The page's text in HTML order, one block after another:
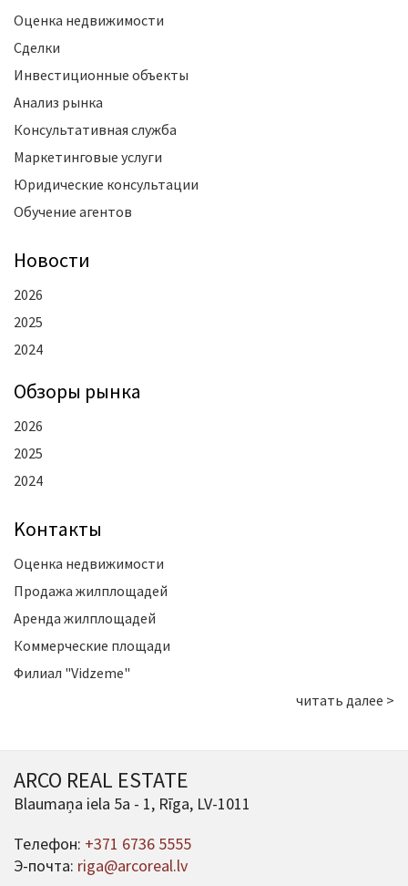
Оценка недвижимости
Сделки
Инвестиционные объекты
Анализ рынка
Консультативная служба
Маркетинговые услуги
Юридические консультации
Обучение агентов
Новости
2026
2025
2024
Oбзоры рынка
2026
2025
2024
Kонтакты
Оценка недвижимости
Продажа жилплощадей
Аренда жилплощадей
Коммерческие площади
Филиал "Vidzeme"
читать далее >
ARCO REAL ESTATE
Blaumaņa iela 5a - 1, Rīga, LV-1011
Телефон: +371 6736 5555
Э-почта: riga@arcoreal.lv